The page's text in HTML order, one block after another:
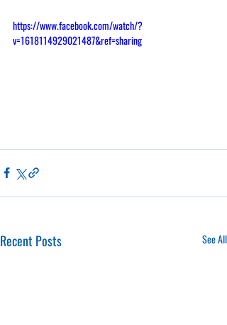
https://www.facebook.com/watch/?
v=1618114929021487&ref=sharing
Recent Posts See All